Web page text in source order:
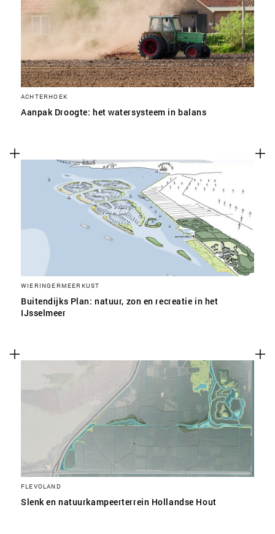
ACHTERHOEK
Aanpak Droogte: het watersysteem in balans
WIERINGERMEERKUST
Buitendijks Plan: natuur, zon en recreatie in het
IJsselmeer
FLEVOLAND
Slenk en natuurkampeerterrein Hollandse Hout